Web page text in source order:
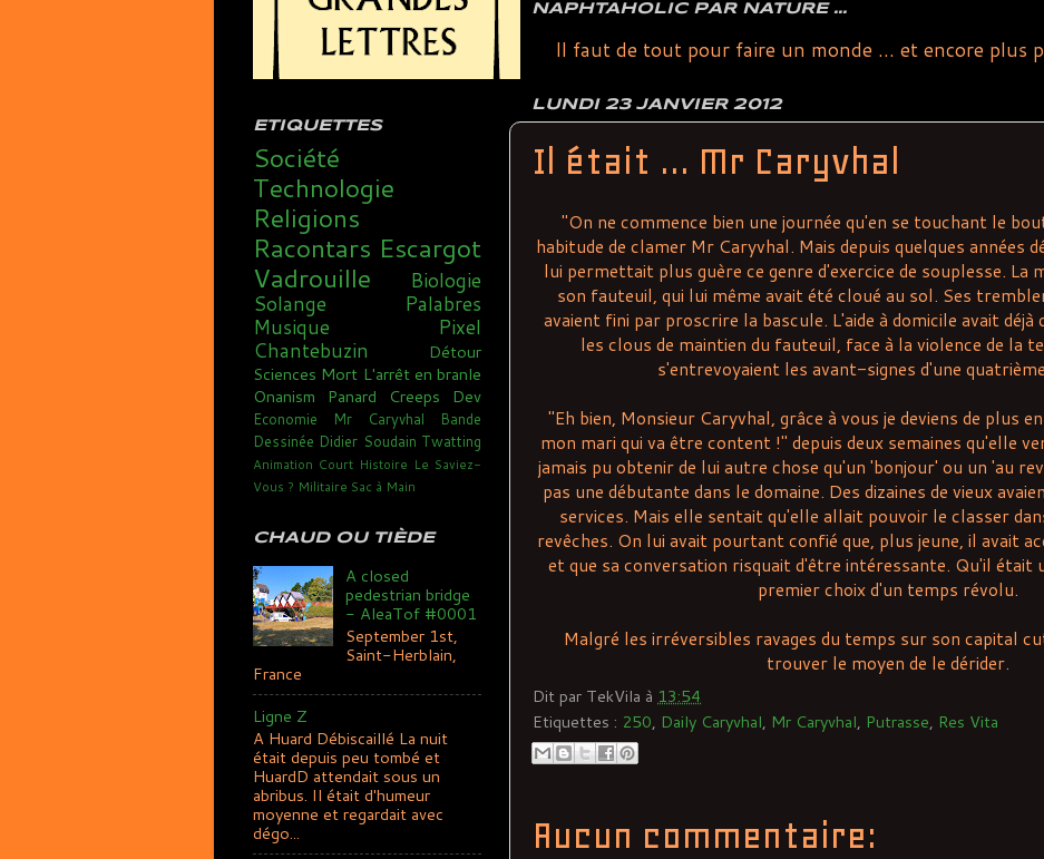
NAPHTAHOLIC PAR NATURE ...
Il faut de tout pour faire un monde ... et encore plus
LUNDI 23 JANVIER 2012
Il était ... Mr Caryvhal
"On ne commence bien une journée qu'en se touchant le
habitude de clamer Mr Caryvhal. Mais depuis quelques années
lui permettait plus guère ce genre d'exercice de souplesse. La
son fauteuil, qui lui même avait été cloué au sol. Ses
avaient fini par proscrire la bascule. L'aide à domicile avait
les clous de maintien du fauteuil, face à la violence de la
s'entrevoyaient les avant-signes d'une
"Eh bien, Monsieur Caryvhal, grâce à vous je deviens de plus
mon mari qui va être content !" depuis deux semaines qu'elle
jamais pu obtenir de lui autre chose qu'un 'bonjour' ou un 'au
pas une débutante dans le domaine. Des dizaines de vieux
services. Mais elle sentait qu'elle allait pouvoir le classer
revêches. On lui avait pourtant confié que, plus jeune, il avait
et que sa conversation risquait d'être intéressante. Qu'il était
premier choix d'un temps révolu.
Malgré les irréversibles ravages du temps sur son capital
trouver le moyen de le dérider.
Dit par TekVila à 13:54
Etiquettes : 250, Daily Caryvhal, Mr Caryvhal, Putrasse, Res Vita
Aucun commentaire:
ETIQUETTES
Société
Technologie
Religions
Racontars Escargot
Vadrouille
Biologie
Solange
Palabres
Musique
Pixel
Chantebuzin
Détour
Sciences Mort L'arrêt en branle
Onanism
Panard Creeps Dev
Economie Mr Caryvhal
Bande
Dessinée Didier Soudain Twatting
Animation Court Histoire Le Saviez-
Vous ? Militaire Sac à Main
CHAUD OU TIÈDE
A closed
pedestrian bridge
- AleaTof #0001
September 1st,
Saint-Herblain,
France
Ligne Z
A Huard Débiscaillé La nuit
était depuis peu tombé et
HuardD attendait sous un
abribus. Il était d'humeur
moyenne et regardait avec
dégo...